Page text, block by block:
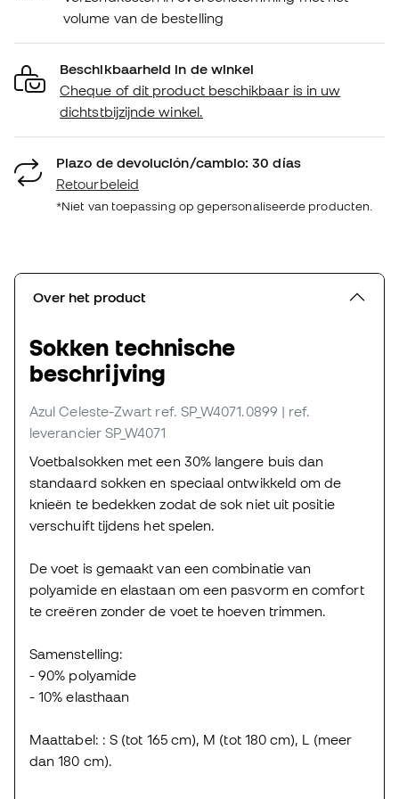
volume van de bestelling
Beschikbaarheid in de winkel
Cheque of dit product beschikbaar is in uw
dichtstbijzijnde winkel.
Plazo de devolución/cambio: 30 días
Retourbeleid
*Niet van toepassing op gepersonaliseerde producten.
Over het product
Sokken technische
beschrijving
Azul Celeste-Zwart ref. SP_W4071.0899 | ref.
leverancier SP_W4071
Voetbalsokken met een 30% langere buis dan
standaard sokken en speciaal ontwikkeld om de
knieën te bedekken zodat de sok niet uit positie
verschuift tijdens het spelen.
De voet is gemaakt van een combinatie van
polyamide en elastaan om een pasvorm en comfort
te creëren zonder de voet te hoeven trimmen.
Samenstelling:
- 90% polyamide
- 10% elasthaan
Maattabel: : S (tot 165 cm), M (tot 180 cm), L (meer
dan 180 cm).